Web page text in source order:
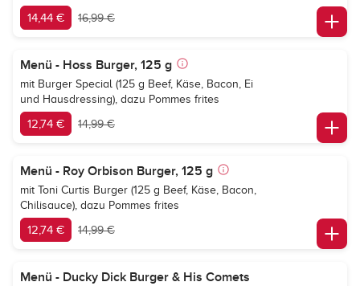
14,44 € 16,99 €
Menü - Hoss Burger, 125 g
mit Burger Special (125 g Beef, Käse, Bacon, Ei
und Hausdressing), dazu Pommes frites
12,74 € 14,99 €
Menü - Roy Orbison Burger, 125 g
mit Toni Curtis Burger (125 g Beef, Käse, Bacon,
Chilisauce), dazu Pommes frites
12,74 € 14,99 €
Menü - Ducky Dick Burger & His Comets